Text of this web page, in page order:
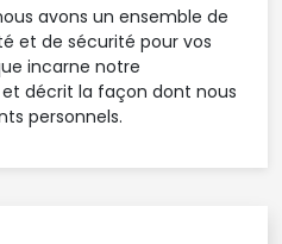
avons un ensemble de
et de sécurité pour vos
incarne notre
décrit la façon dont nous
personnels.